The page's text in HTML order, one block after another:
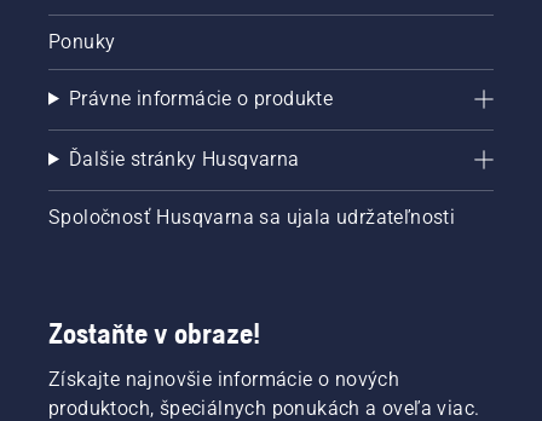
Ponuky
Právne informácie o produkte
Ďalšie stránky Husqvarna
Spoločnosť Husqvarna sa ujala udržateľnosti
Zostaňte v obraze!
Získajte najnovšie informácie o nových
produktoch, špeciálnych ponukách a oveľa viac.